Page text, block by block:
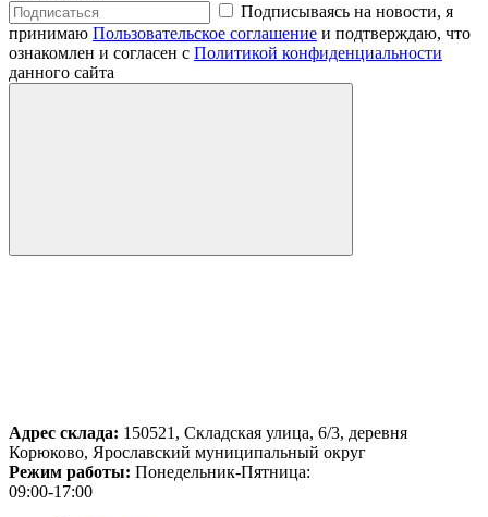
Подписываясь на новости, я
принимаю Пользовательское соглашение и подтверждаю, что
ознакомлен и согласен с Политикой конфиденциальности
данного сайта
Адрес склада: 150521, Складская улица, 6/3, деревня
Корюково, Ярославский муниципальный округ
Режим работы: Понедельник-Пятница:
09:00-17:00